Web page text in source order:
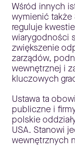
Wśród innych
wymienić także
reguluje
wiarygodności
zwiększenie
zarządów,
wewnętrznej i
kluczowych
Ustawa ta
publiczne i
polskie
USA. Stanowi
wewnętrznych